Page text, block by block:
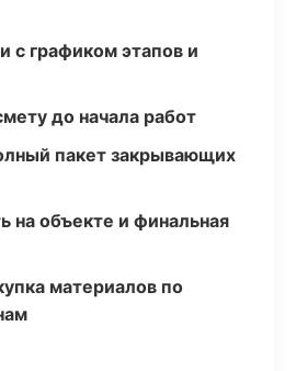
с графиком этапов и
до начала работ
пакет закрывающих
на объекте и финальная
материалов по